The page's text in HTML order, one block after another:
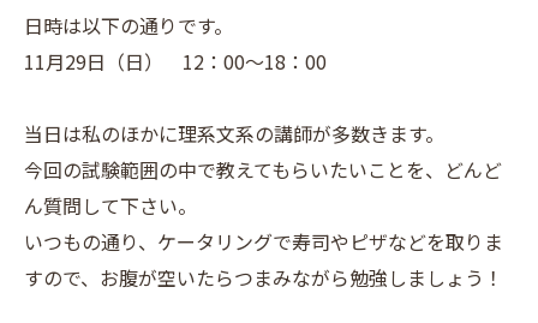
日時は以下の通りです。
11月29日（日） 12：00～18：00
当日は私のほかに理系文系の講師が多数きます。
今回の試験範囲の中で教えてもらいたいことを、どんど
ん質問して下さい。
いつもの通り、ケータリングで寿司やピザなどを取りま
すので、お腹が空いたらつまみながら勉強しましょう！